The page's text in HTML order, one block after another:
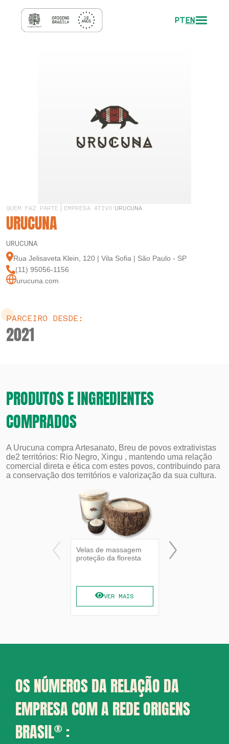
PTEN
QUEM FAZ PARTE EMPRESA ATIVO URUCUNA
URUCUNA
URUCUNA
Rua Jelisaveta Klein, 120 | Vila Sofia | São Paulo - SP
(11) 95056-1156
urucuna.com
PARCEIRO DESDE:
2021
PRODUTOS E INGREDIENTES
COMPRADOS
A Urucuna compra Artesanato, Breu de povos extrativistas
de2 territórios: Rio Negro, Xingu , mantendo uma relação
comercial direta e ética com estes povos, contribuindo para
a conservação dos territórios e valorização da sua cultura.
Velas de massagem
proteção da floresta
VER MAIS
Vela artesanal
OS NÚMEROS DA RELAÇÃO DA
EMPRESA COM A REDE ORIGENS
BRASIL® :